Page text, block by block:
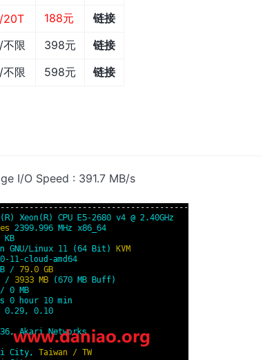
20T
188元
链接
限
398元
链接
限
598元 链接
I/O Speed : 391.7 MB/s